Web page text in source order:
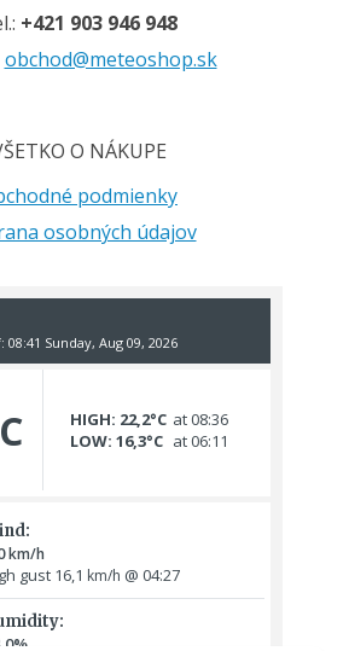
+421 903 946 948
obchod@meteoshop.sk
O NÁKUPE
podmienky
osobných údajov